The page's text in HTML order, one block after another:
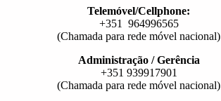
Telemóvel/Cellphone:
+351 964996565
(Chamada para rede móvel nacional)
Administração / Gerência
+351 939917901
(Chamada para rede móvel nacional)